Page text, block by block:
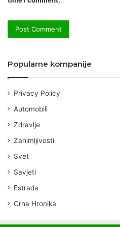
Popularne kompanije
Privacy Policy
Automobili
Zdravlje
Zanimljivosti
Svet
Savjeti
Estrada
Crna Hronika